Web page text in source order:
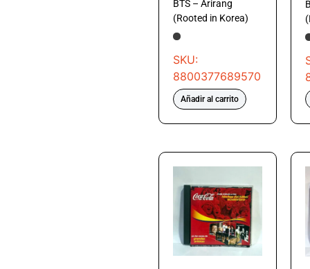
BTS – Arirang
(Rooted in Korea)
SKU:
8800377689570
Añadir al carrito